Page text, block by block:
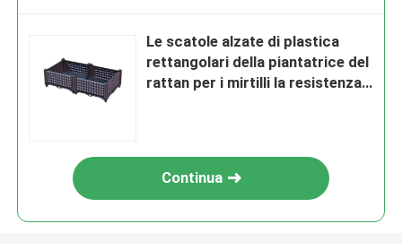
Le scatole alzate di plastica
rettangolari della piantatrice del
rattan per i mirtilli la resistenza
Continua